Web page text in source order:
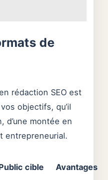
de
rédaction SEO est
objectifs, qu’il
d’une montée en
entrepreneurial.
cible Avantages